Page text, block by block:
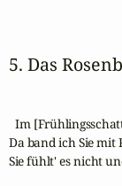
5. Das
Im
Da band ich Sie mit
Sie fühlt' es nicht